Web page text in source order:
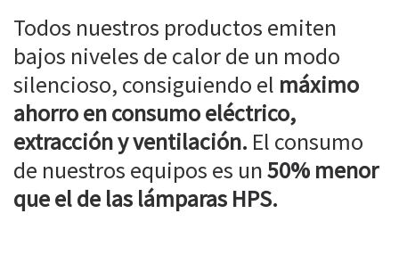
Todos nuestros productos emiten
bajos niveles de calor de un modo
silencioso, consiguiendo el máximo
ahorro en consumo eléctrico,
extracción y ventilación. El consumo
de nuestros equipos es un50% menor
que el de las lámparas HPS.